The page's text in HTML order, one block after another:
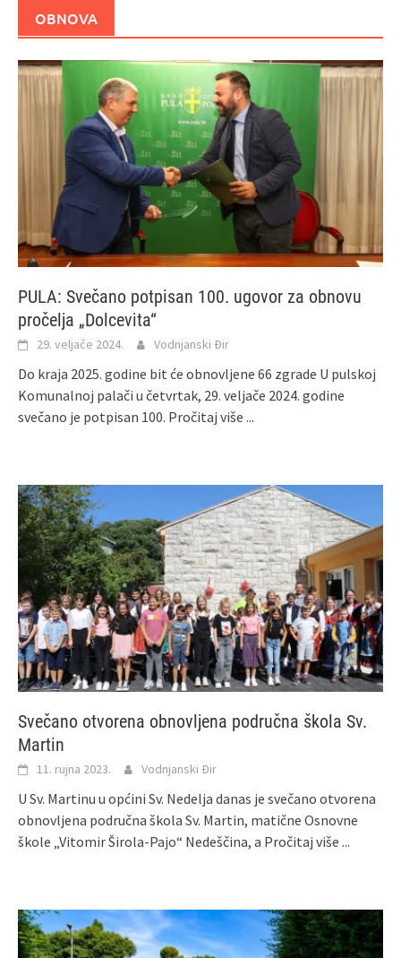
OBNOVA
PULA: Svečano potpisan 100. ugovor za obnovu
pročelja „Dolcevita“
29. veljače 2024. Vodnjanski Đir
Do kraja 2025. godine bit će obnovljene 66 zgrade U pulskoj
Komunalnoj palači u četvrtak, 29. veljače 2024. godine
svečano je potpisan 100. Pročitaj više ...
Svečano otvorena obnovljena područna škola Sv.
Martin
11. rujna 2023. Vodnjanski Đir
U Sv. Martinu u općini Sv. Nedelja danas je svečano otvorena
obnovljena područna škola Sv. Martin, matične Osnovne
škole „Vitomir Širola-Pajo“ Nedeščina, a Pročitaj više ...